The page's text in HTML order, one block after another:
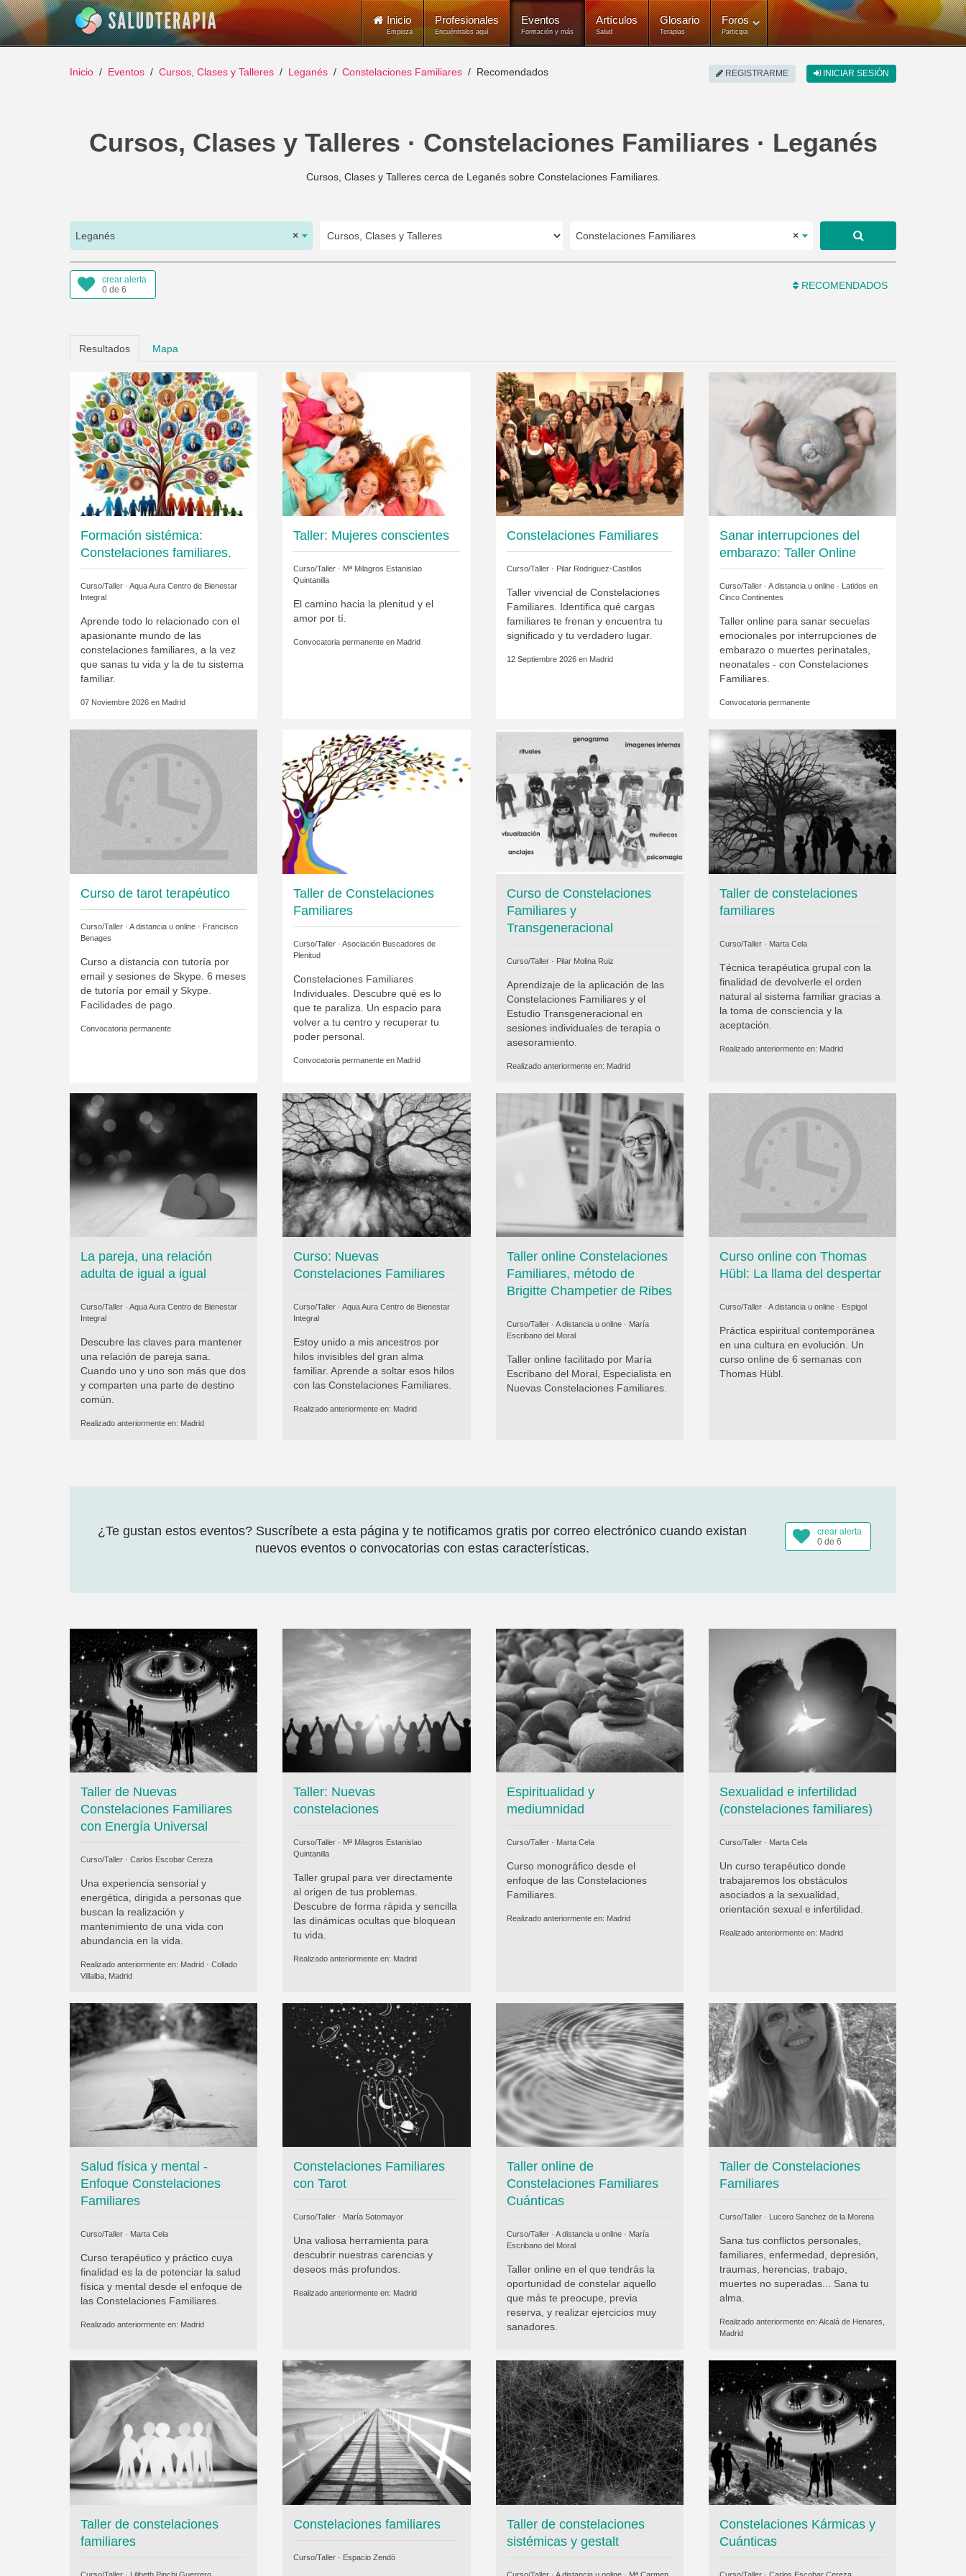
Inicio
Empieza
Profesionales
Encuéntralos aquí
Eventos
Formación y más
Artículos
Salud
Glosario
Terapias
Foros
Participa
REGISTRARME INICIAR SESIÓN
Inicio Eventos Cursos, Clases y Talleres Leganés Constelaciones Familiares Recomendados
Cursos, Clases y Talleres · Constelaciones Familiares · Leganés
Cursos, Clases y Talleres cerca de Leganés sobre Constelaciones Familiares.
×
Leganés ×
Constelaciones Familiares
crear alerta
0 de 6
RECOMENDADOS
Resultados Mapa
Formación sistémica:
Constelaciones familiares.
Curso/Taller · Aqua Aura Centro de Bienestar
Integral
Aprende todo lo relacionado con el
apasionante mundo de las
constelaciones familiares, a la vez
que sanas tu vida y la de tu sistema
familiar.
07 Noviembre 2026 en Madrid
Taller: Mujeres conscientes
Curso/Taller · Mª Milagros Estanislao
Quintanilla
El camino hacia la plenitud y el
amor por tí.
Convocatoria permanente en Madrid
Constelaciones Familiares
Curso/Taller · Pilar Rodriguez-Castillos
Taller vivencial de Constelaciones
Familiares. Identifica qué cargas
familiares te frenan y encuentra tu
significado y tu verdadero lugar.
12 Septiembre 2026 en Madrid
Sanar interrupciones del
embarazo: Taller Online
Curso/Taller · A distancia u online ·
Latidos en
Cinco Continentes
Taller online para sanar secuelas
emocionales por interrupciones de
embarazo o muertes perinatales,
neonatales - con Constelaciones
Familiares.
Convocatoria permanente
Curso de tarot terapéutico
Curso/Taller · A distancia u online · Francisco
Benages
Curso a distancia con tutoría por
email y sesiones de Skype. 6 meses
de tutoría por email y Skype.
Facilidades de pago.
Convocatoria permanente
Taller de Constelaciones
Familiares
Curso/Taller ·Asociación Buscadores de
Plenitud
Constelaciones Familiares
Individuales. Descubre qué es lo
que te paraliza. Un espacio para
volver a tu centro y recuperar tu
poder personal.
Convocatoria permanente en Madrid
Curso de Constelaciones
Familiares y
Transgeneracional
Curso/Taller · Pilar Molina Ruiz
Aprendizaje de la aplicación de las
Constelaciones Familiares y el
Estudio Transgeneracional en
sesiones individuales de terapia o
asesoramiento.
Realizado anteriormente en: Madrid
Taller de constelaciones
familiares
Curso/Taller · Marta Cela
Técnica terapéutica grupal con la
finalidad de devolverle el orden
natural al sistema familiar gracias a
la toma de consciencia y la
aceptación.
Realizado anteriormente en: Madrid
La pareja, una relación
adulta de igual a igual
Curso/Taller · Aqua Aura Centro de Bienestar
Integral
Descubre las claves para mantener
una relación de pareja sana.
Cuando uno y uno son más que dos
y comparten una parte de destino
común.
Realizado anteriormente en: Madrid
Curso: Nuevas
Constelaciones Familiares
Curso/Taller ·Aqua Aura Centro de Bienestar
Integral
Estoy unido a mis ancestros por
hilos invisibles del gran alma
familiar. Aprende a soltar esos hilos
con las Constelaciones Familiares.
Realizado anteriormente en: Madrid
Taller online Constelaciones
Familiares, método de
Brigitte Champetier de Ribes
Curso/Taller · A distancia u online · María
Escribano del Moral
Taller online facilitado por María
Escribano del Moral, Especialista en
Nuevas Constelaciones Familiares.
Curso online con Thomas
Hübl: La llama del despertar
Curso/Taller · A distancia u online · Espigol
Práctica espiritual contemporánea
en una cultura en evolución. Un
curso online de 6 semanas con
Thomas Hübl.
crear alerta
0 de 6
¿Te gustan estos eventos? Suscríbete a esta página y te notificamos gratis por correo electrónico cuando existan
nuevos eventos o convocatorias con estas características.
Taller de Nuevas
Constelaciones Familiares
con Energía Universal
Curso/Taller · Carlos Escobar Cereza
Una experiencia sensorial y
energética, dirigida a personas que
buscan la realización y
mantenimiento de una vida con
abundancia en la vida.
Realizado anteriormente en: Madrid · Collado
Villalba, Madrid
Taller: Nuevas
constelaciones
Curso/Taller · Mª Milagros Estanislao
Quintanilla
Taller grupal para ver directamente
al origen de tus problemas.
Descubre de forma rápida y sencilla
las dinámicas ocultas que bloquean
tu vida.
Realizado anteriormente en: Madrid
Espiritualidad y
mediumnidad
Curso/Taller · Marta Cela
Curso monográfico desde el
enfoque de las Constelaciones
Familiares.
Realizado anteriormente en: Madrid
Sexualidad e infertilidad
(constelaciones familiares)
Curso/Taller · Marta Cela
Un curso terapéutico donde
trabajaremos los obstáculos
asociados a la sexualidad,
orientación sexual e infertilidad.
Realizado anteriormente en: Madrid
Salud física y mental -
Enfoque Constelaciones
Familiares
Curso/Taller · Marta Cela
Curso terapéutico y práctico cuya
finalidad es la de potenciar la salud
física y mental desde el enfoque de
las Constelaciones Familiares.
Realizado anteriormente en: Madrid
Constelaciones Familiares
con Tarot
Curso/Taller · María Sotomayor
Una valiosa herramienta para
descubrir nuestras carencias y
deseos más profundos.
Realizado anteriormente en: Madrid
Taller online de
Constelaciones Familiares
Cuánticas
Curso/Taller · A distancia u online · María
Escribano del Moral
Taller online en el que tendrás la
oportunidad de constelar aquello
que más te preocupe, previa
reserva, y realizar ejercicios muy
sanadores.
Taller de Constelaciones
Familiares
Curso/Taller · Lucero Sanchez de la Morena
Sana tus conflictos personales,
familiares, enfermedad, depresión,
traumas, herencias, trabajo,
muertes no superadas... Sana tu
alma.
Realizado anteriormente en: Alcalá de Henares,
Madrid
Taller de constelaciones
familiares
Constelaciones familiares
Curso/Taller · Espacio Zendō
Taller de constelaciones
sistémicas y gestalt
Constelaciones Kármicas y
Cuánticas